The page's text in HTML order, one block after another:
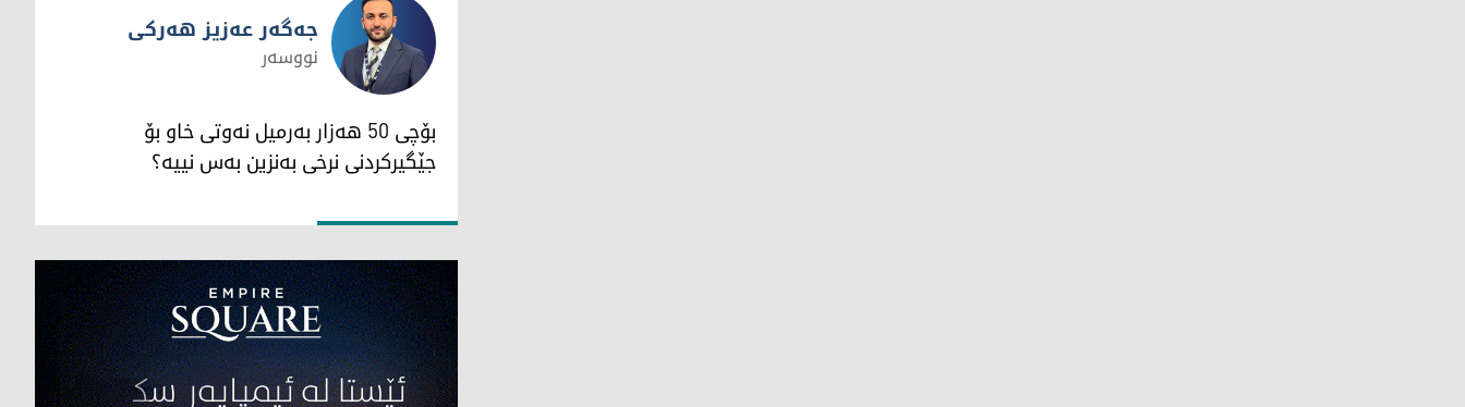
جەگەر عەزیز هەرکی
جەگەر عەزیز هەرکی
نووسەر
بۆچی 50 هەزار بەرمیل نەوتی خاو بۆ
جێگیرکردنی نرخی بەنزین بەس نییە؟